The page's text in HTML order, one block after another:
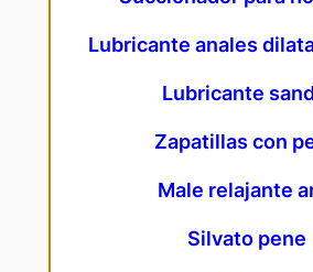
Lubricante anales
Lubricante
Zapatillas con
Male relajante
Silvato pene